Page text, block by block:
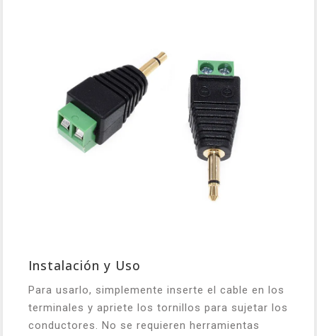
Instalación y Uso
Para usarlo, simplemente inserte el cable en los
terminales y apriete los tornillos para sujetar los
conductores. No se requieren herramientas